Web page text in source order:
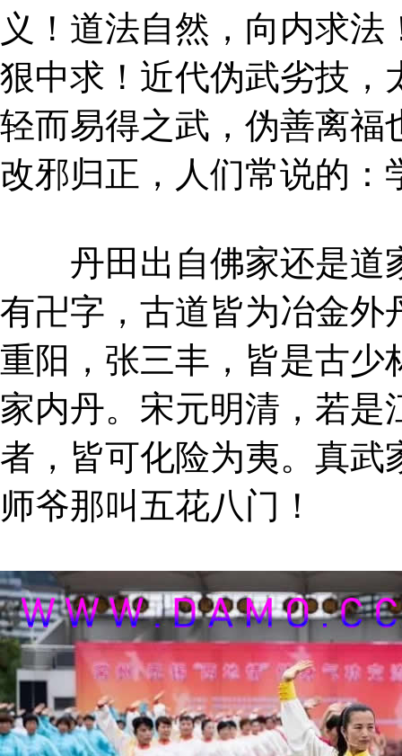
义！道法自然，向内求
狠中求！近代伪武劣技，
轻而易得之武，伪善离福
改邪归正，人们常说的：
丹田出自佛家还是道
有卍字，古道皆为冶金外
重阳，张三丰，皆是古少
家内丹。宋元明清，若
者，皆可化险为夷。真武
师爷那叫五花八门！